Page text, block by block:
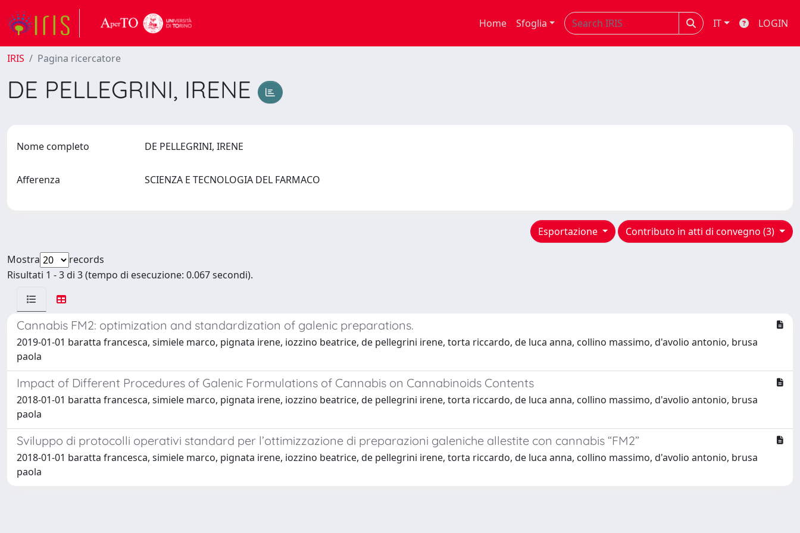
Home Sfoglia IT LOGIN
IRIS Pagina ricercatore
DE PELLEGRINI, IRENE
Nome completo DE PELLEGRINI, IRENE
Afferenza SCIENZA E TECNOLOGIA DEL FARMACO
Contributo in atti di convegno (3)
Esportazione
Mostra
records
Risultati 1 - 3 di 3 (tempo di esecuzione: 0.067 secondi).
Cannabis FM2: optimization and standardization of galenic preparations.
2019-01-01 baratta francesca, simiele marco, pignata irene, iozzino beatrice, de pellegrini irene, torta riccardo, de luca anna, collino massimo, d'avolio antonio, brusa
paola
Impact of Different Procedures of Galenic Formulations of Cannabis on Cannabinoids Contents
2018-01-01 baratta francesca, simiele marco, pignata irene, iozzino beatrice, de pellegrini irene, torta riccardo, de luca anna, collino massimo, d'avolio antonio, brusa
paola
Sviluppo di protocolli operativi standard per l’ottimizzazione di preparazioni galeniche allestite con cannabis “FM2”
2018-01-01 baratta francesca, simiele marco, pignata irene, iozzino beatrice, de pellegrini irene, torta riccardo, de luca anna, collino massimo, d'avolio antonio, brusa
paola